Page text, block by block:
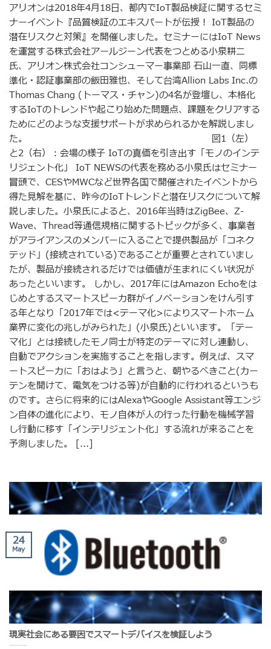
アリオンは2018年4月18日、都内でIoT製品検証に関するセミ
ナーイベント『品質検証のエキスパートが伝授！ IoT製品の
潜在リスクと対策』を開催しました。セミナーにはIoT News
を運営する株式会社アールジーン代表をつとめる小泉耕二
氏、アリオン株式会社コンシューマー事業部 石山一直、同標
準化・認証事業部の飯田雅也、そして台湾Allion Labs Inc.の
Thomas Chang (トーマス・チャン)の4名が登壇し、本格化
するIoTのトレンドや起こり始めた問題点、課題をクリアする
ためにどのような支援サポートが求められるかを解説しまし
た。 図1（左）
と2（右）：会場の様子 IoTの真価を引き出す「モノのインテ
リジェント化」 IoT NEWSの代表を務める小泉氏はセミナー
冒頭で、CESやMWCなど世界各国で開催されたイベントから
得た見解を基に、昨今のIoTトレンドと潜在リスクについて解
説しました。小泉氏によると、2016年当時はZigBee、Z-
Wave、Thread等通信規格に関するトピックが多く、事業者
がアライアンスのメンバーに入ることで提供製品が「コネク
テッド」(接続されている)であることが重要とされていまし
たが、製品が接続されるだけでは価値が生まれにくい状況が
あったといいます。 しかし、2017年にはAmazon Echoをは
じめとするスマートスピーカ群がイノベーションをけん引す
る年となり「2017年では<テーマ化>によりスマートホーム
業界に変化の兆しがみられた」(小泉氏)といいます。「テー
マ化」とは接続したモノ同士が特定のテーマに対し連動し、
自動でアクションを実施することを指します。例えば、スマ
ートスピーカに「おはよう」と言うと、朝やるべきこと(カー
テンを開けて、電気をつける等)が自動的に行われるというも
のです。さらに将来的にはAlexaやGoogle Assistant等エンジ
ン自体の進化により、モノ自体が人の行った行動を機械学習
し行動に移す「インテリジェント化」する流れが来ることを
予測しました。 [...]
現実社会にある要因でスマートデバイスを検証しよう
24
May